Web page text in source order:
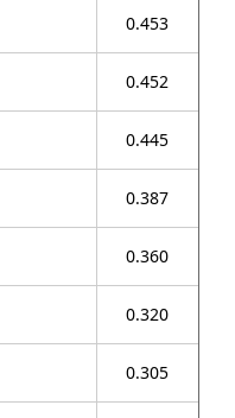
0.453
0.452
0.445
0.387
0.360
0.320
0.305